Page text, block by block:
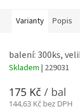
Varianty Popis
balení: 300ks,
Skladem | 229031
175 Kč / bal
144,63 Kč bez DPH